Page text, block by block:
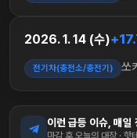
2026. 1. 14 (수)
전기차(충전소/충전기) 쏘
이런 급등 이슈, 매일
마감 후 오늘의 대장 · 핫